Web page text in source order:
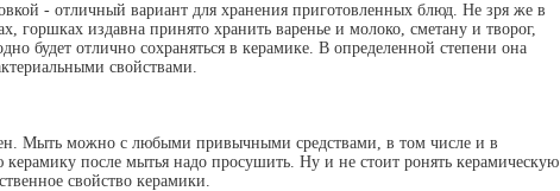
- отличный вариант для хранения приготовленных блюд. Не зря же в
горшках издавна принято хранить варенье и молоко, сметану и творог,
будет отлично сохраняться в керамике. В определенной степени она
свойствами.
Мыть можно с любыми привычными средствами, в том числе и в
после мытья надо просушить. Ну и не стоит ронять керамическую
свойство керамики.